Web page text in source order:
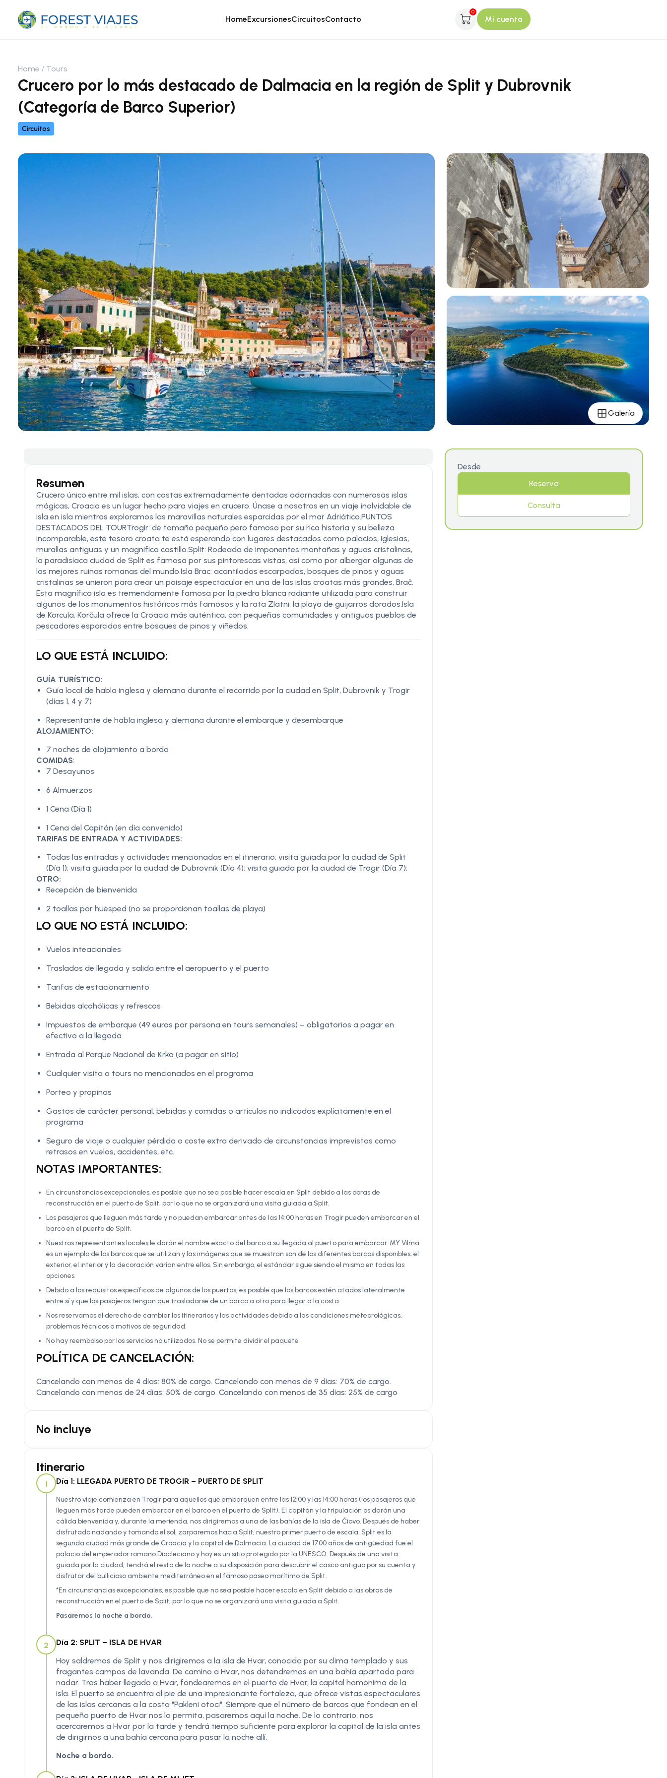
HomeExcursionesCircuitosContacto
0
Mi cuenta
Home Tours
Crucero por lo más destacado de Dalmacia en la región de Split y Dubrovnik
(Categoría de Barco Superior)
Circuitos
Galería
Resumen
Crucero único entre mil islas, con costas extremadamente dentadas adornadas con numerosas islas
mágicas, Croacia es un lugar hecho para viajes en crucero. Únase a nosotros en un viaje inolvidable de
isla en isla mientras exploramos las maravillas naturales esparcidas por el mar Adriático.PUNTOS
DESTACADOS DEL TOURTrogir: de tamaño pequeño pero famoso por su rica historia y su belleza
incomparable, este tesoro croata te está esperando con lugares destacados como palacios, iglesias,
murallas antiguas y un magnífico castillo.Split: Rodeada de imponentes montañas y aguas cristalinas,
la paradisíaca ciudad de Split es famosa por sus pintorescas vistas, así como por albergar algunas de
las mejores ruinas romanas del mundo.Isla Brac: acantilados escarpados, bosques de pinos y aguas
cristalinas se unieron para crear un paisaje espectacular en una de las islas croatas más grandes, Brač.
Esta magnífica isla es tremendamente famosa por la piedra blanca radiante utilizada para construir
algunos de los monumentos históricos más famosos y la rata Zlatni, la playa de guijarros dorados.Isla
de Korcula: Korčula ofrece la Croacia más auténtica, con pequeñas comunidades y antiguos pueblos de
pescadores esparcidos entre bosques de pinos y viñedos.
LO QUE ESTÁ INCLUIDO:
GUÍA TURÍSTICO:
Guía local de habla inglesa y alemana durante el recorrido por la ciudad en Split, Dubrovnik y Trogir
(días 1, 4 y 7)
Representante de habla inglesa y alemana durante el embarque y desembarque
ALOJAMIENTO:
7 noches de alojamiento a bordo
COMIDAS:
7 Desayunos
6 Almuerzos
1 Cena (Día 1)
1 Cena del Capitán (en día convenido)
TARIFAS DE ENTRADA Y ACTIVIDADES:
Todas las entradas y actividades mencionadas en el itinerario: visita guiada por la ciudad de Split
(Día 1); visita guiada por la ciudad de Dubrovnik (Día 4); visita guiada por la ciudad de Trogir (Día 7);
OTRO:
Recepción de bienvenida
2 toallas por huésped (no se proporcionan toallas de playa)
LO QUE NO ESTÁ INCLUIDO:
Vuelos inteacionales
Traslados de llegada y salida entre el aeropuerto y el puerto
Tarifas de estacionamiento
Bebidas alcohólicas y refrescos
Impuestos de embarque (49 euros por persona en tours semanales) – obligatorios a pagar en
efectivo a la llegada
Entrada al Parque Nacional de Krka (a pagar en sitio)
Cualquier visita o tours no mencionados en el programa
Porteo y propinas
Gastos de carácter personal, bebidas y comidas o artículos no indicados explícitamente en el
programa
Seguro de viaje o cualquier pérdida o coste extra derivado de circunstancias imprevistas como
retrasos en vuelos, accidentes, etc.
NOTAS IMPORTANTES:
En circunstancias excepcionales, es posible que no sea posible hacer escala en Split debido a las obras de
reconstrucción en el puerto de Split, por lo que no se organizará una visita guiada a Split.
Los pasajeros que lleguen más tarde y no puedan embarcar antes de las 14:00 horas en Trogir pueden embarcar en el
barco en el puerto de Split.
Nuestros representantes locales le darán el nombre exacto del barco a su llegada al puerto para embarcar. MY Vilma
es un ejemplo de los barcos que se utilizan y las imágenes que se muestran son de los diferentes barcos disponibles; el
exterior, el interior y la decoración varían entre ellos. Sin embargo, el estándar sigue siendo el mismo en todas las
opciones
Debido a los requisitos específicos de algunos de los puertos, es posible que los barcos estén atados lateralmente
entre sí y que los pasajeros tengan que trasladarse de un barco a otro para llegar a la costa.
Nos reservamos el derecho de cambiar los itinerarios y las actividades debido a las condiciones meteorológicas,
problemas técnicos o motivos de seguridad.
No hay reembolso por los servicios no utilizados. No se permite dividir el paquete
POLÍTICA DE CANCELACIÓN:
Cancelando con menos de 4 días: 80% de cargo. Cancelando con menos de 9 días: 70% de cargo.
Cancelando con menos de 24 días: 50% de cargo. Cancelando con menos de 35 días: 25% de cargo
No incluye
Itinerario
1 Día 1: LLEGADA PUERTO DE TROGIR – PUERTO DE SPLIT
Nuestro viaje comienza en Trogir para aquellos que embarquen entre las 12:00 y las 14:00 horas (los pasajeros que
lleguen más tarde pueden embarcar en el barco en el puerto de Split). El capitán y la tripulación os darán una
cálida bienvenida y, durante la merienda, nos dirigiremos a una de las bahías de la isla de Čiovo. Después de haber
disfrutado nadando y tomando el sol, zarparemos hacia Split, nuestro primer puerto de escala. Split es la
segunda ciudad más grande de Croacia y la capital de Dalmacia. La ciudad de 1700 años de antigüedad fue el
palacio del emperador romano Diocleciano y hoy es un sitio protegido por la UNESCO. Después de una visita
guiada por la ciudad, tendrá el resto de la noche a su disposición para descubrir el casco antiguo por su cuenta y
disfrutar del bullicioso ambiente mediterráneo en el famoso paseo marítimo de Split.
*En circunstancias excepcionales, es posible que no sea posible hacer escala en Split debido a las obras de
reconstrucción en el puerto de Split, por lo que no se organizará una visita guiada a Split.
Pasaremos la noche a bordo.
2
Día 2: SPLIT – ISLA DE HVAR
Hoy saldremos de Split y nos dirigiremos a la isla de Hvar, conocida por su clima templado y sus
fragantes campos de lavanda. De camino a Hvar, nos detendremos en una bahía apartada para
nadar. Tras haber llegado a Hvar, fondearemos en el puerto de Hvar, la capital homónima de la
isla. El puerto se encuentra al pie de una impresionante fortaleza, que ofrece vistas espectaculares
de las islas cercanas a la costa "Pakleni otoci". Siempre que el número de barcos que fondean en el
pequeño puerto de Hvar nos lo permita, pasaremos aquí la noche. De lo contrario, nos
acercaremos a Hvar por la tarde y tendrá tiempo suficiente para explorar la capital de la isla antes
de dirigirnos a una bahía cercana para pasar la noche allí.
Noche a bordo.
Desde
Reserva
Consulta